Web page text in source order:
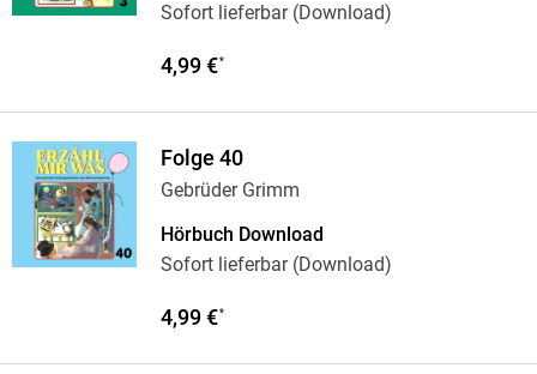
Sofort lieferbar (Download)
4,99 €*
Folge 40
Gebrüder Grimm
Hörbuch Download
Sofort lieferbar (Download)
4,99 €*